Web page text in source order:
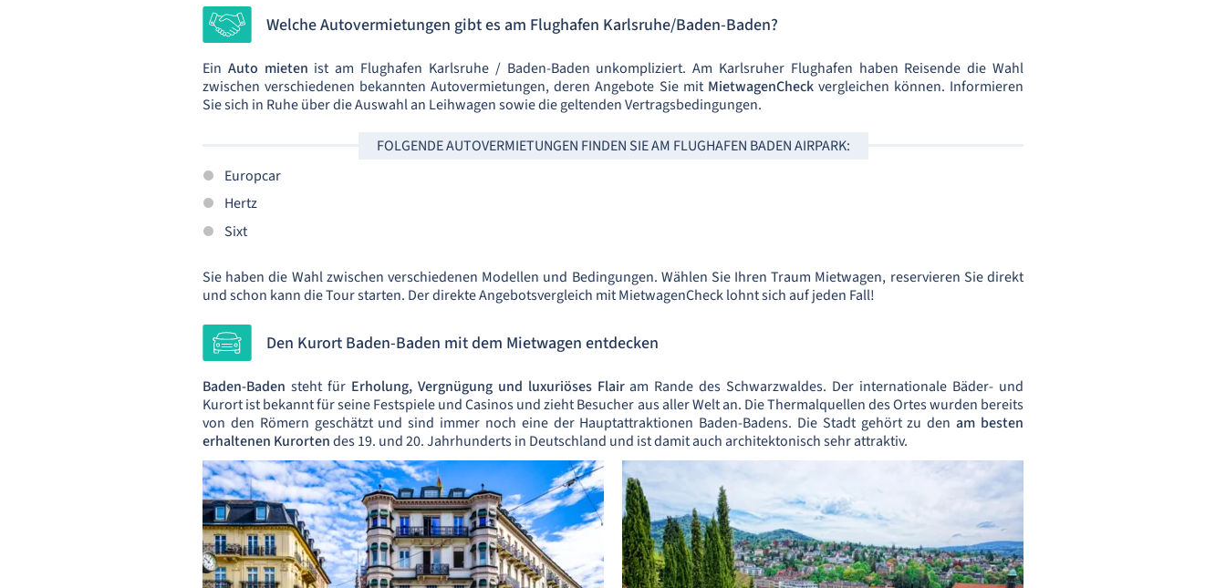
Welche Autovermietungen gibt es am Flughafen Karlsruhe/Baden-Baden?
Ein Auto mieten ist am Flughafen Karlsruhe / Baden-Baden unkompliziert. Am Karlsruher Flughafen haben Reisende die Wahl
zwischen verschiedenen bekannten Autovermietungen, deren Angebote Sie mit MietwagenCheckvergleichen können. Informieren
Sie sich in Ruhe über die Auswahl an Leihwagen sowie die geltenden Vertragsbedingungen.
FOLGENDE AUTOVERMIETUNGEN FINDEN SIE AM FLUGHAFEN BADEN AIRPARK:
Europcar
Hertz
Sixt
Sie haben die Wahl zwischen verschiedenen Modellen und Bedingungen. Wählen Sie Ihren Traum Mietwagen, reservieren Sie direkt
und schon kann die Tour starten. Der direkte Angebotsvergleich mit MietwagenCheck lohnt sich auf jeden Fall!
Den Kurort Baden-Baden mit dem Mietwagen entdecken
Baden-Baden steht für Erholung, Vergnügung und luxuriöses Flairam Rande des Schwarzwaldes. Der internationale Bäder- und
Kurort ist bekannt für seine Festspiele und Casinos und zieht Besucher aus aller Welt an. Die Thermalquellen des Ortes wurden bereits
von den Römern geschätzt und sind immer noch eine der Hauptattraktionen Baden-Badens. Die Stadt gehört zu denam besten
erhaltenen Kurortendes 19. und 20. Jahrhunderts in Deutschland und ist damit auch architektonisch sehr attraktiv.